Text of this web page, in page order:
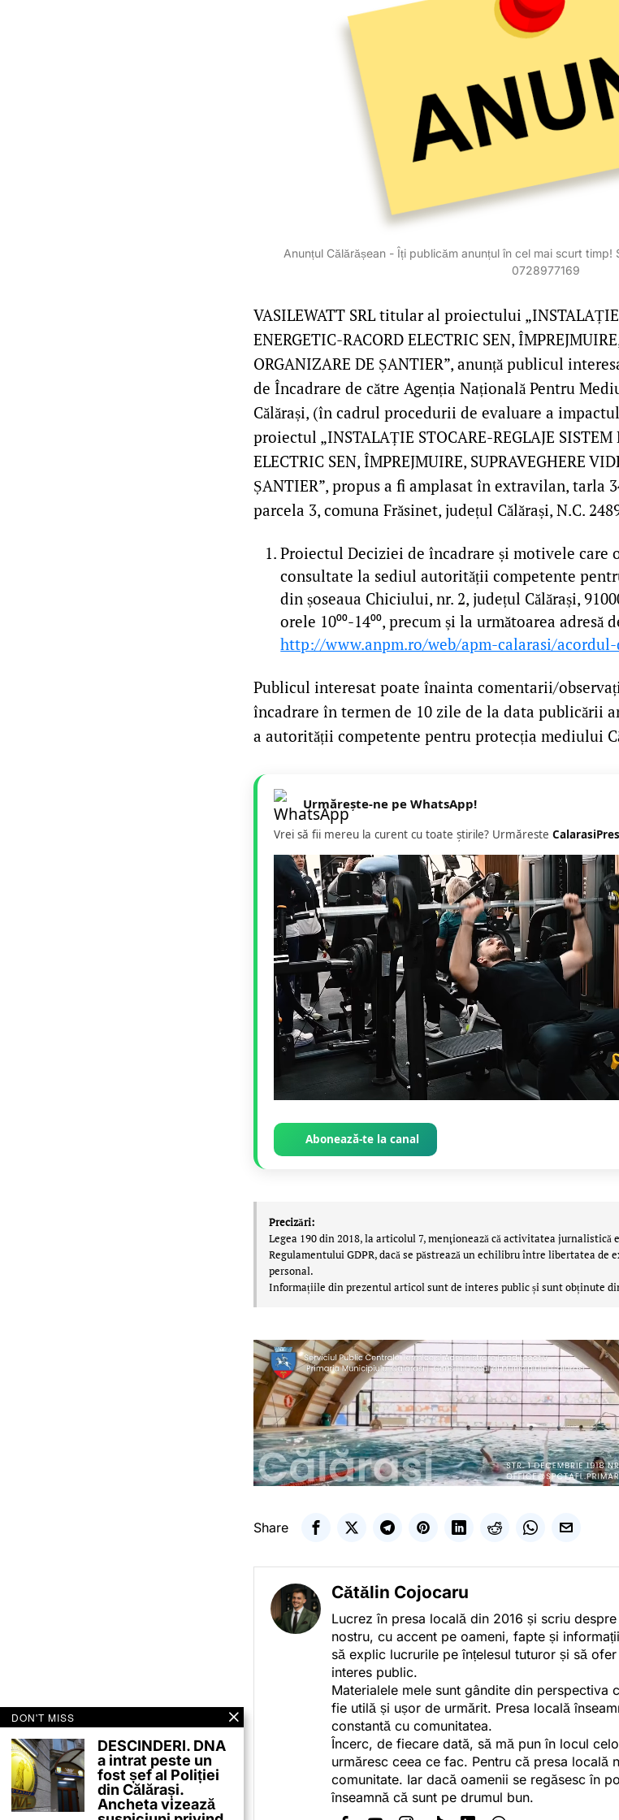
Anunțul Călărășean - Îți publicăm anunțul în cel mai scurt
0728977169
VASILEWATT SRL titular al proiectului „INSTALAȚIE
ENERGETIC-RACORD ELECTRIC SEN,
ORGANIZARE DE ȘANTIER”, anunță publicul
de Încadrare de către Agenția Națională Pentru
Călărași, (în cadrul procedurii de evaluare a
proiectul „INSTALAȚIE STOCARE-REGLAJE SISTEM
ELECTRIC SEN, ÎMPREJMUIRE, SUPRAVEGHERE
ȘANTIER”, propus a fi amplasat în extravilan, tarla
parcela 3, comuna Frăsinet, județul Călărași, N.C.
Proiectul Deciziei de încadrare și motivele care
consultate la sediul autorității competente
din șoseaua Chiciului, nr. 2, județul Călărași,
orele 10⁰⁰-14⁰⁰, precum și la următoarea adresă
http://www.anpm.ro/web/apm-calarasi/
Publicul interesat poate înainta comentarii/
încadrare în termen de 10 zile de la data publicării
a autorității competente pentru protecția mediului
Urmărește-ne pe WhatsApp!
Vrei să fii mereu la curent cu toate știrile? Urmăreste
Abonează-te la canal
Precizări:
Legea 190 din 2018, la articolul 7, menţionează că activitatea jurnalistică
Regulamentului GDPR, dacă se păstrează un echilibru între libertatea de
personal.
Informațiile din prezentul articol sunt de interes public și sunt obținute
Share
Cătălin Cojocaru
Lucrez în presa locală din 2016 și scriu
nostru, cu accent pe oameni, fapte și
să explic lucrurile pe înțelesul tuturor și să
interes public.
Materialele mele sunt gândite din perspectiva
fie utilă și ușor de urmărit. Presa locală
constantă cu comunitatea.
Încerc, de fiecare dată, să mă pun în locul
urmăresc ceea ce fac. Pentru că presa locală
comunitate. Iar dacă oamenii se regăsesc în
înseamnă că sunt pe drumul bun.
DON'T MISS
DESCINDERI. DNA
a intrat peste un
fost șef al Poliției
din Călărași.
Ancheta vizează